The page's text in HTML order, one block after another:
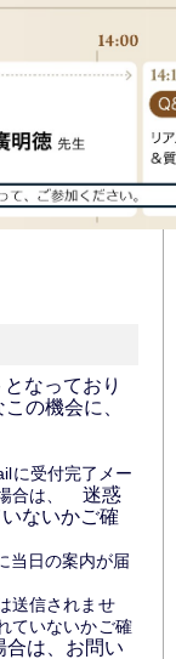
となっており
の機会に、
に受付完了メー
合は、
迷惑
ないかご確
当日の案内が届
送信されませ
ていないかご確
合は、お問い